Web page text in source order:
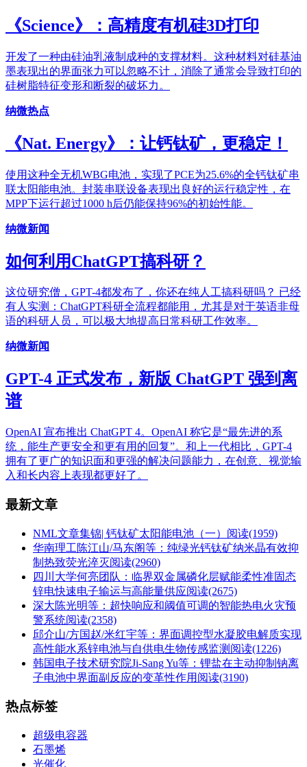
《Science》：高精度有机硅3D打印
开发了一种由硅油乳液制成种的支撑材料。这种材料对硅基油
墨表现出的界面张力可以忽略不计，消除了通常会导致打印的
硅树脂特征变形和断裂的破坏力。
纳微热点
《Nat. Energy》：让钙钛矿，更稳定！
使用这种全无机WBG电池，实现了PCE为25.6%的全钙钛矿串
联太阳能电池。封装串联设备表现出良好的运行稳定性，在
MPP下运行超过1000 h后仍能保持96%的初始性能。
纳微新闻
如何利用ChatGPT搞科研？
这位研究僧，GPT-4都发布了，你还在纯人工搞科研吗？ 已经
有人实测：ChatGPT科研全流程都能用，尤其是对于英语非母
语的科研人员，可以极大地提高日常科研工作效率。
纳微新闻
GPT-4 正式发布，新版 ChatGPT 强到离
谱
OpenAI 宣布推出 ChatGPT 4。OpenAI 称它是“最先进的系
统，能生产更安全和更有用的回复”。和上一代相比，GPT-4
拥有了更广的知识面和更强的解决问题能力，在创意、视觉输
入和长内容上表现都更好了。
最新文章
NML文章集锦| 钙钛矿太阳能电池（一） 阅读(1959)
华南理工陈江山/马东阁等：纯绿光钙钛矿纳米晶有效抑
制热致荧光淬灭阅读(2960)
四川大学何亮团队：临界双金属磷化层赋能柔性准固态
锌电快速电子输运与高能量供应阅读(2675)
深大陈光明等：超快响应和阈值可调的智能热电火灾预
警系统阅读(2358)
邱介山/方国赵/米红宇等：界面调控型水凝胶电解质实现
高性能水系锌电池与自供电生物传感监测 阅读(1226)
韩国电子技术研究院Ji-Sang Yu等：锂盐在主动抑制钠离
子电池中界面副反应的变革性作用 阅读(3190)
热点标签
超级电容器
石墨烯
光催化